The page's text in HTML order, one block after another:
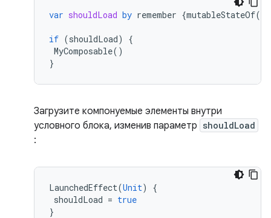
var shouldLoad by remember {mutableStateOf(
if (shouldLoad)
{
MyComposable()
}
Загрузите компонуемые элементы внутри
условного блока, изменив параметр shouldLoad
:
LaunchedEffect(Unit)
{
shouldLoad = true
}